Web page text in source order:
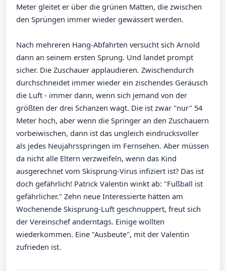
Meter gleitet er über die grünen Matten, die zwischen
den Sprüngen immer wieder gewässert werden.
Nach mehreren Hang-Abfahrten versucht sich Arnold
dann an seinem ersten Sprung. Und landet prompt
sicher. Die Zuschauer applaudieren. Zwischendurch
durchschneidet immer wieder ein zischendes Geräusch
die Luft - immer dann, wenn sich jemand von der
größten der drei Schanzen wagt. Die ist zwar "nur" 54
Meter hoch, aber wenn die Springer an den Zuschauern
vorbeiwischen, dann ist das ungleich eindrucksvoller
als jedes Neujahrsspringen im Fernsehen. Aber müssen
da nicht alle Eltern verzweifeln, wenn das Kind
ausgerechnet vom Skisprung-Virus infiziert ist? Das ist
doch gefährlich! Patrick Valentin winkt ab: "Fußball ist
gefährlicher." Zehn neue Interessierte hätten am
Wochenende Skisprung-Luft geschnuppert, freut sich
der Vereinschef anderntags. Einige wollten
wiederkommen. Eine "Ausbeute", mit der Valentin
zufrieden ist.